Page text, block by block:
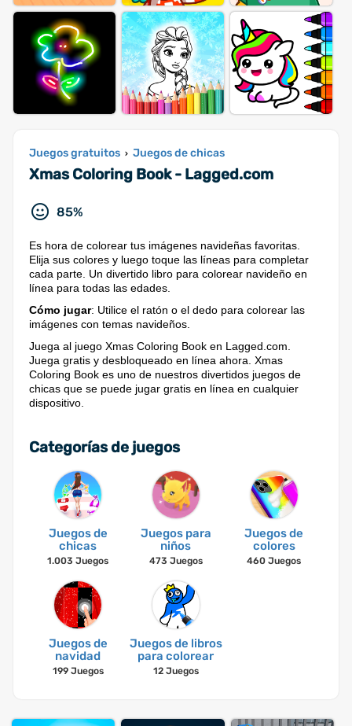
Juegos gratuitos › Juegos de chicas
Xmas Coloring Book - Lagged.com
85%
Es hora de colorear tus imágenes navideñas favoritas.
Elija sus colores y luego toque las líneas para completar
cada parte. Un divertido libro para colorear navideño en
línea para todas las edades.
Cómo jugar: Utilice el ratón o el dedo para colorear las
imágenes con temas navideños.
Juega al juego Xmas Coloring Book en Lagged.com.
Juega gratis y desbloqueado en línea ahora. Xmas
Coloring Book es uno de nuestros divertidos juegos de
chicas que se puede jugar gratis en línea en cualquier
dispositivo.
Categorías de juegos
Juegos de
chicas
1.003 Juegos
Juegos para
niños
473 Juegos
Juegos de
colores
460 Juegos
Juegos de
navidad
199 Juegos
Juegos de libros
para colorear
12 Juegos